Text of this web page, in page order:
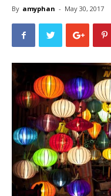
By amyphan - May 30, 2017